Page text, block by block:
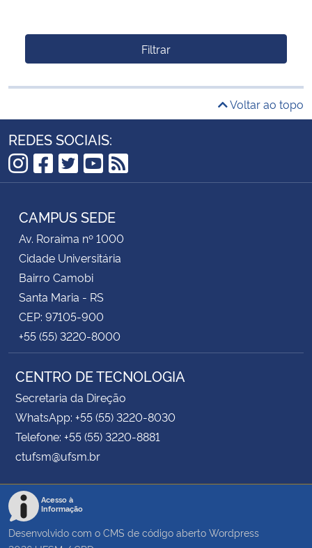
Filtrar
Voltar ao topo
REDES SOCIAIS:
Instagram
Facebook
Twitter
YouTube
RSS
CAMPUS SEDE
Av. Roraima nº 1000
Cidade Universitária
Bairro Camobi
Santa Maria - RS
CEP: 97105-900
+55 (55) 3220-8000
CENTRO DE TECNOLOGIA
Secretaria da Direção
WhatsApp: +55 (55) 3220-8030
Telefone: +55 (55) 3220-8881
ctufsm@ufsm.br
Acesso à
Informação
Desenvolvido com o CMS de código aberto Wordpress